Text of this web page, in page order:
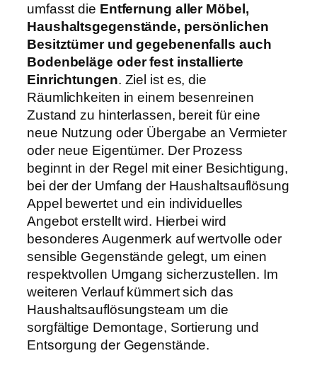
umfasst die Entfernung aller Möbel,
Haushaltsgegenstände, persönlichen
Besitztümer und gegebenenfalls auch
Bodenbeläge oder fest installierte
Einrichtungen. Ziel ist es, die
Räumlichkeiten in einem besenreinen
Zustand zu hinterlassen, bereit für eine
neue Nutzung oder Übergabe an Vermieter
oder neue Eigentümer. Der Prozess
beginnt in der Regel mit einer Besichtigung,
bei der der Umfang der Haushaltsauflösung
Appel bewertet und ein individuelles
Angebot erstellt wird. Hierbei wird
besonderes Augenmerk auf wertvolle oder
sensible Gegenstände gelegt, um einen
respektvollen Umgang sicherzustellen. Im
weiteren Verlauf kümmert sich das
Haushaltsauflösungsteam um die
sorgfältige Demontage, Sortierung und
Entsorgung der Gegenstände.